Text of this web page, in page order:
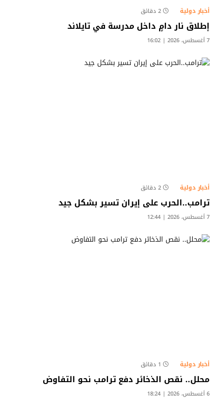
أخبار دولية 2 دقائق
إطلاق نار دامٍ داخل مدرسة في تايلاند
7 أغسطس، 2026 | 16:02
أخبار دولية 2 دقائق
ترامب..الحرب على إيران تسير بشكل جيد
7 أغسطس، 2026 | 12:44
أخبار دولية 1 دقائق
محلل.. نقص الذخائر دفع ترامب نحو التفاوض
6 أغسطس، 2026 | 18:24